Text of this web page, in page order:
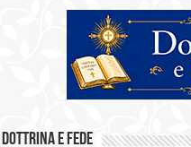
Dottrina e Fede